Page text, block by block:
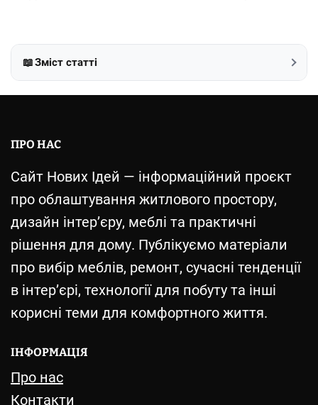
📖Зміст статті
ПРО НАС
Сайт Нових Ідей — інформаційний проєкт
про облаштування житлового простору,
дизайн інтер’єру, меблі та практичні
рішення для дому. Публікуємо матеріали
про вибір меблів, ремонт, сучасні тенденції
в інтер’єрі, технології для побуту та інші
корисні теми для комфортного життя.
ІНФОРМАЦІЯ
Про нас
Контакти